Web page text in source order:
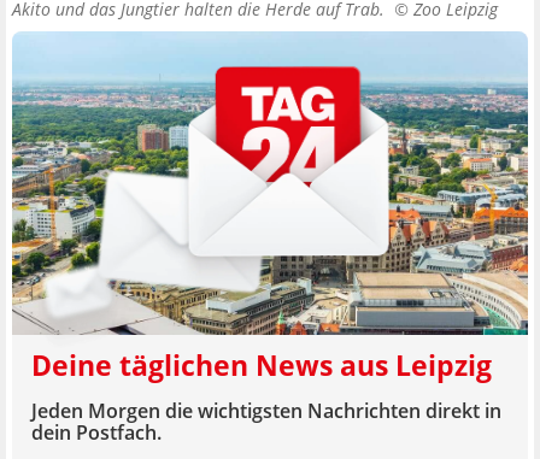
Akito und das Jungtier halten die Herde auf Trab. © Zoo Leipzig
Deine täglichen News aus Leipzig
Jeden Morgen die wichtigsten Nachrichten direkt in
dein Postfach.